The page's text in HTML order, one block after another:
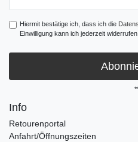
Hiermit bestätige ich, dass ich die
Einwilligung kann ich jederzeit
Info
Retourenportal
Anfahrt/Öffnungszeiten